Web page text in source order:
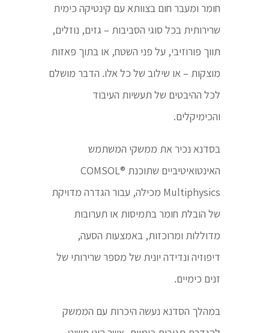
חומר ומעבר חום בצוותא עם קינטיקה כימית
שרירותית בכל סוגי הסביבות – גזים, נוזלים,
תווך פורוזיבי, על פני השטח, או בתוך פאזות
מוצקות – או שילוב של כל אלו. הדבר מושלם
לכל ההיבטים של תעשיות העיבוד
והכימיקלים.
בסדנא נכיר את ממשקי המשתמש
האינטואיטיביים שתוכנת ®COMSOL
Multiphysics מכילה, עבור הגדרה מדויקת
של הובלת חומר בתמיסות או תערובות
מדוללות ומרוכזות, באמצעות הסעה,
דיפוזיה ונדידה יונית של מספר שרירותי של
זנים כימיים.
במהלך הסדנא נעשה היכרות עם הממשק